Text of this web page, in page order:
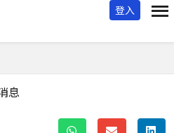
登入
息